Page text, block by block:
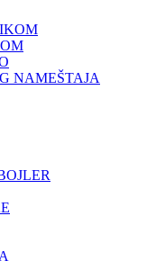
NAMEŠTAJA